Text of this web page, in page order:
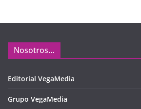
Nosotros…
Editorial VegaMedia
Grupo VegaMedia